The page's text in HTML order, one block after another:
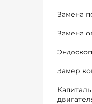
Замена
Замена
Замер